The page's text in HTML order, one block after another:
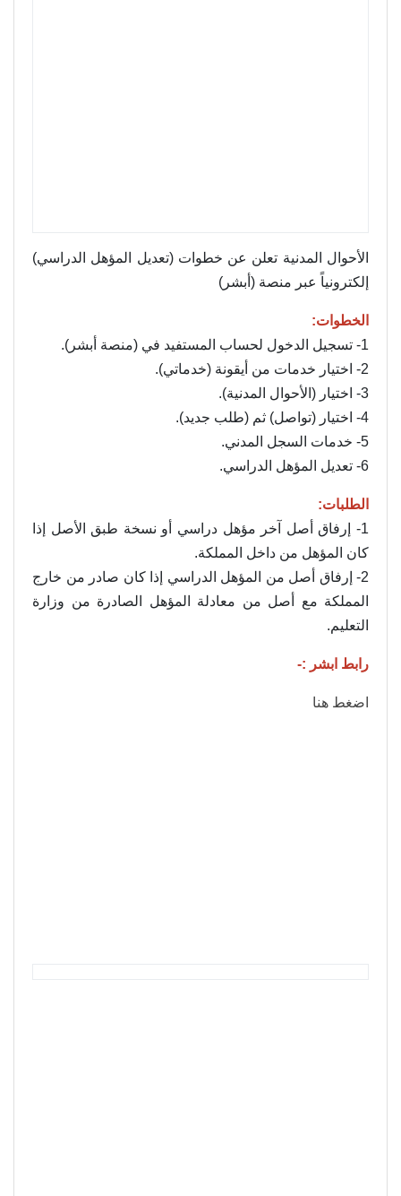
الأحوال المدنية تعلن عن خطوات (تعديل المؤهل الدراسي)
إلكترونياً عبر منصة (أبشر)
الخطوات:
1- تسجيل الدخول لحساب المستفيد في (منصة أبشر).
2- اختيار خدمات من أيقونة (خدماتي).
3- اختيار (الأحوال المدنية).
4- اختيار (تواصل) ثم (طلب جديد).
5- خدمات السجل المدني.
6- تعديل المؤهل الدراسي.
الطلبات:
1- إرفاق أصل آخر مؤهل دراسي أو نسخة طبق الأصل إذا
كان المؤهل من داخل المملكة.
2- إرفاق أصل من المؤهل الدراسي إذا كان صادر من خارج
المملكة مع أصل من معادلة المؤهل الصادرة من وزارة
التعليم.
رابط ابشر :-
اضغط هنا